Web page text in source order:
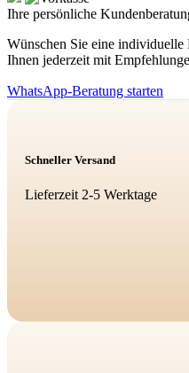
Ihre persönliche
Wünschen Sie eine individuelle
Ihnen jederzeit mit
WhatsApp-Beratung starten
Schneller Versand
Lieferzeit 2-5 Werktage